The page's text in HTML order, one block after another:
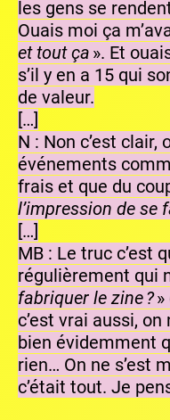
les gens se
Ouais moi ça
et tout ça ». Et
s’il y en a 15 qui
de valeur.
[…]
N : Non c’est
événements
frais et que du
l’impression de se
[…]
MB : Le truc c’est
régulièrement qui
fabriquer le zine ?»
c’est vrai aussi,
bien évidemment
rien… On ne s’est
c’était tout. Je